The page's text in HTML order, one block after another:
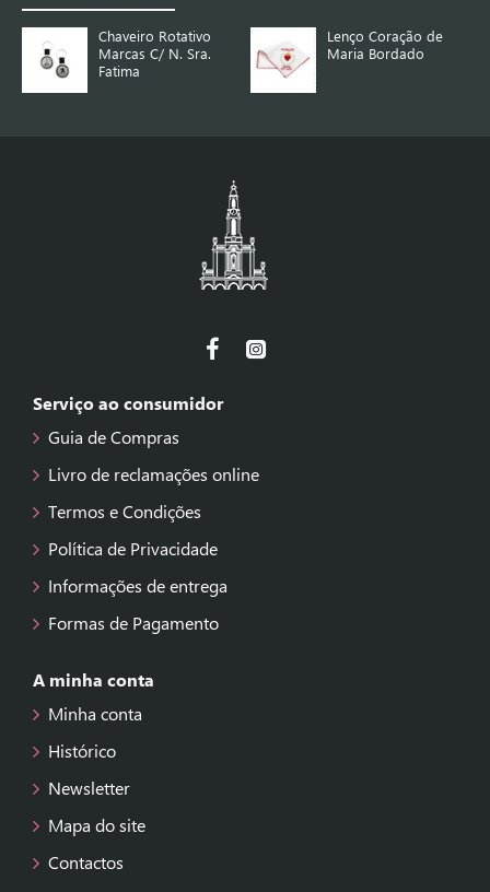
Chaveiro Rotativo
Marcas C/ N. Sra.
Fatima
Lenço Coração de
Maria Bordado
Serviço ao consumidor
Guia de Compras
Livro de reclamações online
Termos e Condições
Política de Privacidade
Informações de entrega
Formas de Pagamento
A minha conta
Minha conta
Histórico
Newsletter
Mapa do site
Contactos